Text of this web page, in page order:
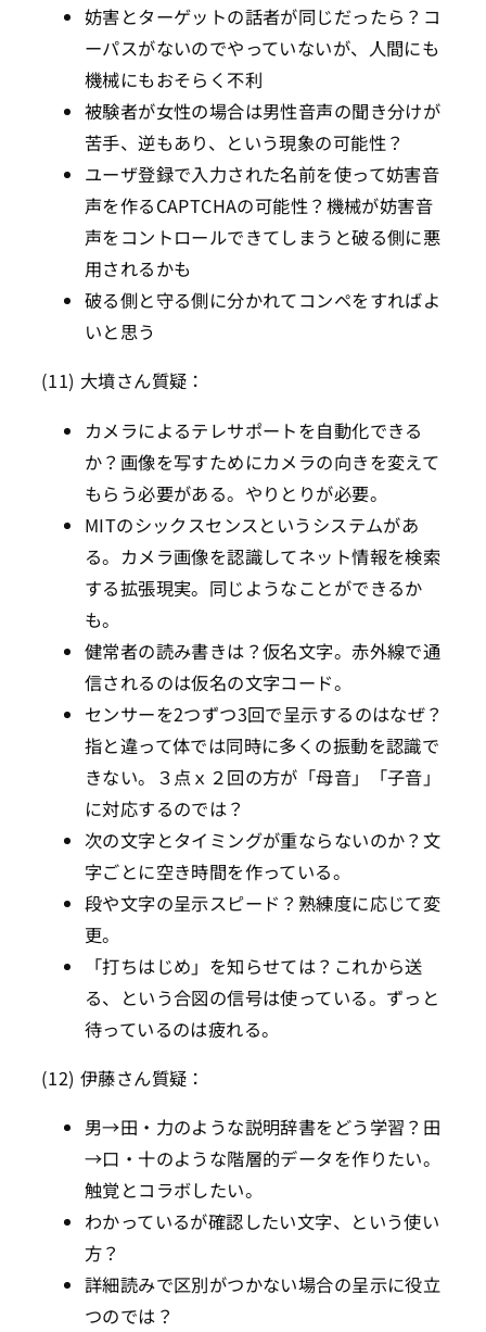
妨害とターゲットの話者が同じだったら？コ
ーパスがないのでやっていないが、人間にも
機械にもおそらく不利
被験者が女性の場合は男性音声の聞き分けが
苦手、逆もあり、という現象の可能性？
ユーザ登録で入力された名前を使って妨害音
声を作るCAPTCHAの可能性？機械が妨害音
声をコントロールできてしまうと破る側に悪
用されるかも
破る側と守る側に分かれてコンペをすればよ
いと思う
(11) 大墳さん質疑：
カメラによるテレサポートを自動化できる
か？画像を写すためにカメラの向きを変えて
もらう必要がある。やりとりが必要。
MITのシックスセンスというシステムがあ
る。カメラ画像を認識してネット情報を検索
する拡張現実。同じようなことができるか
も。
健常者の読み書きは？仮名文字。赤外線で通
信されるのは仮名の文字コード。
センサーを2つずつ3回で呈示するのはなぜ？
指と違って体では同時に多くの振動を認識で
きない。３点ｘ２回の方が「母音」「子音」
に対応するのでは？
次の文字とタイミングが重ならないのか？文
字ごとに空き時間を作っている。
段や文字の呈示スピード？熟練度に応じて変
更。
「打ちはじめ」を知らせては？これから送
る、という合図の信号は使っている。ずっと
待っているのは疲れる。
(12) 伊藤さん質疑：
男→田・力のような説明辞書をどう学習？田
→口・十のような階層的データを作りたい。
触覚とコラボしたい。
わかっているが確認したい文字、という使い
方？
詳細読みで区別がつかない場合の呈示に役立
つのでは？